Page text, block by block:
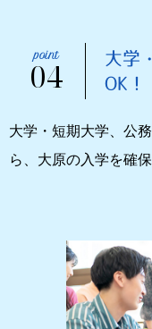
04
大学
OK！
大学・短期大学、公
ら、大原の入学を確